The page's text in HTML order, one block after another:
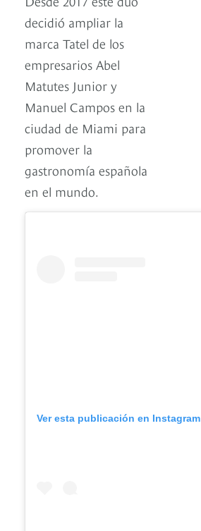
decidió ampliar la
marca Tatel de los
empresarios Abel
Matutes Junior y
Manuel Campos en la
ciudad de Miami para
promover la
gastronomía española
en el mundo.
Ver esta publicación en Instagram